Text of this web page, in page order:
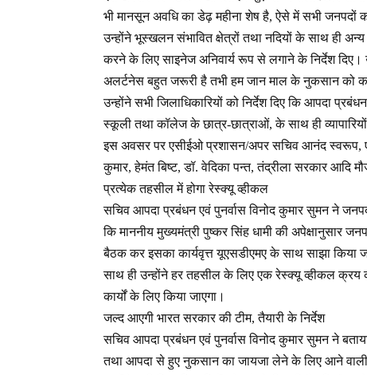
भी मानसून अवधि का डेढ़ महीना शेष है, ऐसे में सभी
उन्होंने भूस्खलन संभावित क्षेत्रों तथा नदियों के साथ ही
करने के लिए साइनेज अनिवार्य रूप से लगाने के निर्देश
अलर्टनेस बहुत जरूरी है तभी हम जान माल के नुकसान को
उन्होंने सभी जिलाधिकारियों को निर्देश दिए कि आपदा
स्कूली तथा कॉलेज के छात्र-छात्राओं, के साथ ही
इस अवसर पर एसीईओ प्रशासन/अपर सचिव आनंद स्वरूप,
कुमार, हेमंत बिष्ट, डॉ. वेदिका पन्त, तंद्रीला सरकार आदि
प्रत्येक तहसील में होगा रेस्क्यू व्हीकल
सचिव आपदा प्रबंधन एवं पुनर्वास विनोद कुमार सुमन ने
कि माननीय मुख्यमंत्री पुष्कर सिंह धामी की अपेक्षानुसार
बैठक कर इसका कार्यवृत्त यूएसडीएमए के साथ साझा किया
साथ ही उन्होंने हर तहसील के लिए एक रेस्क्यू व्हीकल क्रय
कार्यों के लिए किया जाएगा।
जल्द आएगी भारत सरकार की टीम, तैयारी के निर्देश
सचिव आपदा प्रबंधन एवं पुनर्वास विनोद कुमार सुमन ने
तथा आपदा से हुए नुकसान का जायजा लेने के लिए आने